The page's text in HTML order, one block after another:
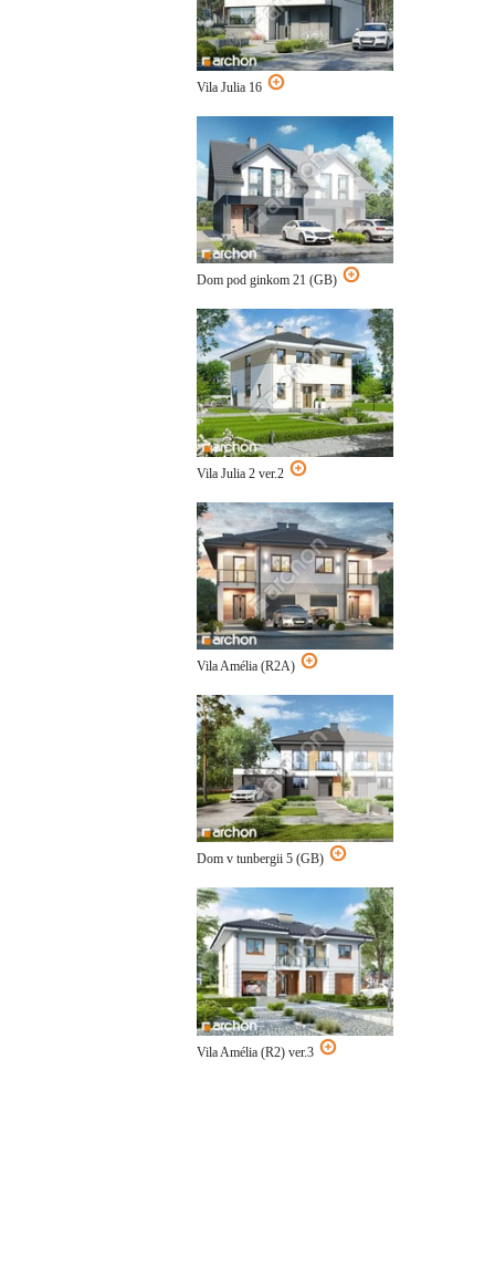
Vila Julia 16
Dom pod ginkom 21 (GB)
Vila Julia 2 ver.2
Vila Amélia (R2A)
Dom v tunbergii 5 (GB)
Vila Amélia (R2) ver.3